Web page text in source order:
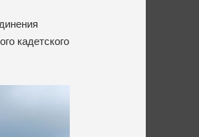
кадетского